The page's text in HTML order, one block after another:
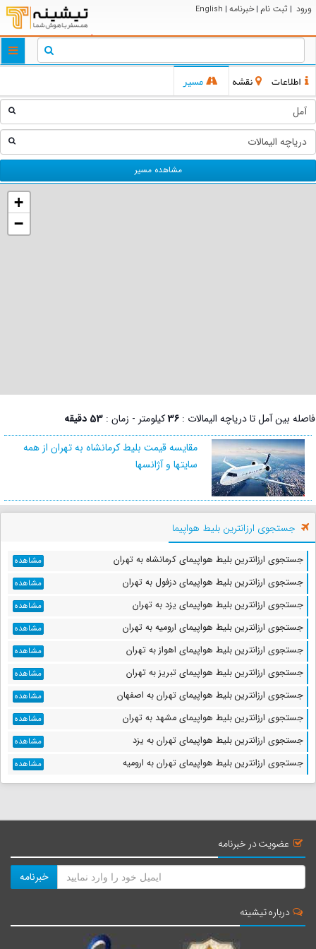
ورود | ثبت نام | خبرنامه |
English
اطلاعات نقشه مسیر
مشاهده مسیر
+
−
فاصله بین آمل تا دریاچه الیمالات : 36کیلومتر - زمان : 53 دقیقه
مقایسه قیمت بلیط کرمانشاه به تهران از همه
سایتها و آژانسها
جستجوی ارزانترین بلیط هواپیما
جستجوی ارزانترین بلیط هواپیمای کرمانشاه به تهران مشاهده
جستجوی ارزانترین بلیط هواپیمای دزفول به تهران مشاهده
جستجوی ارزانترین بلیط هواپیمای یزد به تهران مشاهده
جستجوی ارزانترین بلیط هواپیمای ارومیه به تهران مشاهده
جستجوی ارزانترین بلیط هواپیمای اهواز به تهران مشاهده
جستجوی ارزانترین بلیط هواپیمای تبریز به تهران مشاهده
جستجوی ارزانترین بلیط هواپیمای تهران به اصفهان مشاهده
جستجوی ارزانترین بلیط هواپیمای مشهد به تهران مشاهده
جستجوی ارزانترین بلیط هواپیمای تهران به یزد مشاهده
جستجوی ارزانترین بلیط هواپیمای تهران به ارومیه مشاهده
عضویت در خبرنامه
خبرنامه
درباره تیشینه